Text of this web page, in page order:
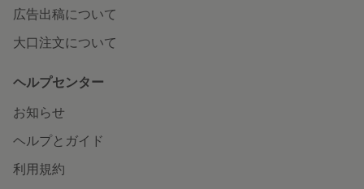
広告出稿について
大口注文について
ヘルプセンター
お知らせ
ヘルプとガイド
利用規約